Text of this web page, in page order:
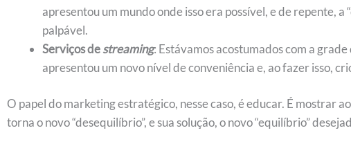
apresentou um mundo onde isso era possível, e de repente,
palpável.
Serviços destreaming: Estávamos acostumados com a
apresentou um novo nível de conveniência e, ao fazer isso,
O papel do marketing estratégico, nesse caso, é educar. É mostrar ao
torna o novo “desequilíbrio”, e sua solução, o novo “equilíbrio”